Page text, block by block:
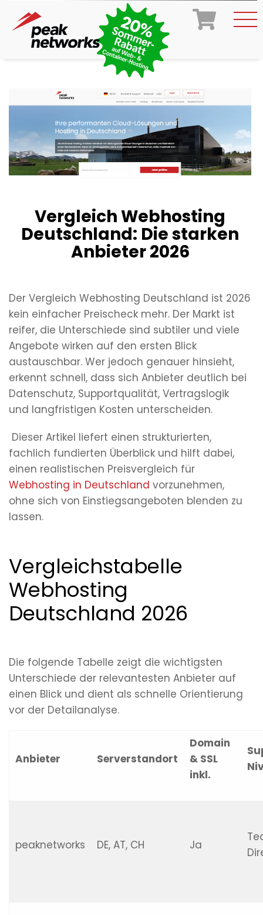
Vergleich Webhosting
Deutschland: Die starken
Anbieter 2026
Der Vergleich Webhosting Deutschland ist 2026
kein einfacher Preischeck mehr. Der Markt ist
reifer, die Unterschiede sind subtiler und viele
Angebote wirken auf den ersten Blick
austauschbar. Wer jedoch genauer hinsieht,
erkennt schnell, dass sich Anbieter deutlich bei
Datenschutz, Supportqualität, Vertragslogik
und langfristigen Kosten unterscheiden.
Dieser Artikel liefert einen strukturierten,
fachlich fundierten Überblick und hilft dabei,
einen realistischen Preisvergleich für
Webhosting in Deutschland vorzunehmen,
ohne sich von Einstiegsangeboten blenden zu
lassen.
Vergleichstabelle
Webhosting
Deutschland 2026
Die folgende Tabelle zeigt die wichtigsten
Unterschiede der relevantesten Anbieter auf
einen Blick und dient als schnelle Orientierung
vor der Detailanalyse.
Anbieter Serverstandort
Domain
& SSL
inkl.
peaknetworks DE, AT, CH Ja